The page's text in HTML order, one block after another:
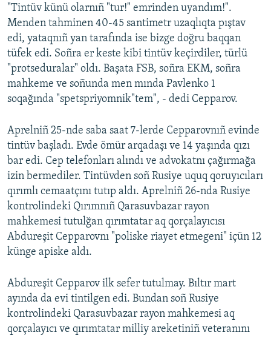
"Tintüv künü olarnıñ "tur!" emrinden uyandım!".
Menden tahminen 40-45 santimetr uzaqlıqta pıştav
edi, yataqnıñ yan tarafında ise bizge doğru baqqan
tüfek edi. Soñra er keste kibi tintüv keçirdiler, türlü
"protseduralar" oldı. Başata FSB, soñra EKM, soñra
mahkeme ve soñunda men mında Pavlenko 1
soqağında "spetspriyomnik"tem", - dedi Cepparov.
Aprelniñ 25-nde saba saat 7-lerde Cepparovnıñ evinde
tintüv başladı. Evde ömür arqadaşı ve 14 yaşında qızı
bar edi. Cep telefonları alındı ve advokatnı çağırmağa
izin bermediler. Tintüvden soñ Rusiye uquq qoruyıcıları
qırımlı cemaatçını tutıp aldı. Aprelniñ 26-nda Rusiye
kontrolindeki Qırımnıñ Qarasuvbazar rayon
mahkemesi tutulğan qırımtatar aq qorçalayıcısı
Abdureşit Cepparovnı "poliske riayet etmegeni" içün 12
künge apiske aldı.
Abdureşit Cepparov ilk sefer tutulmay. Bıltır mart
ayında da evi tintilgen edi. Bundan soñ Rusiye
kontrolindeki Qarasuvbazar rayon mahkemesi aq
qorçalayıcı ve qırımtatar milliy areketiniñ veteranını